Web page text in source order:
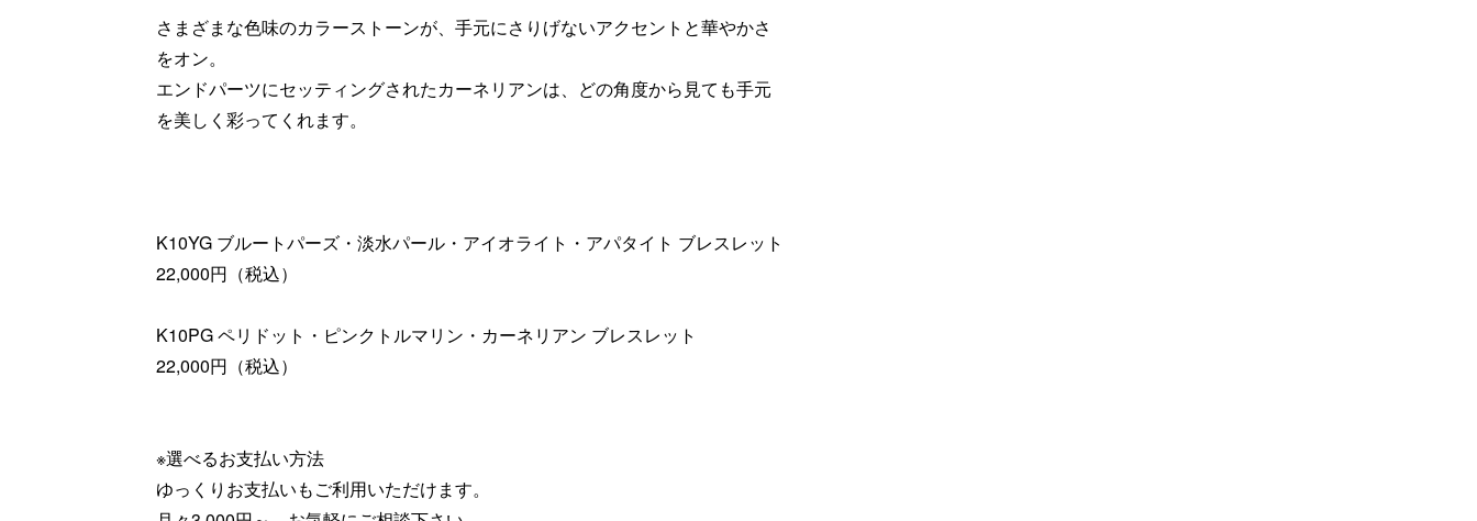
さまざまな色味のカラーストーンが、手元にさりげないアクセントと華やかさ
をオン。
エンドパーツにセッティングされたカーネリアンは、どの角度から見ても手元
を美しく彩ってくれます。
K10YG ブルートパーズ・淡水パール・アイオライト・アパタイト ブレスレット
22,000円（税込）
K10PG ペリドット・ピンクトルマリン・カーネリアン ブレスレット
22,000円（税込）
※選べるお支払い方法
ゆっくりお支払いもご利用いただけます。